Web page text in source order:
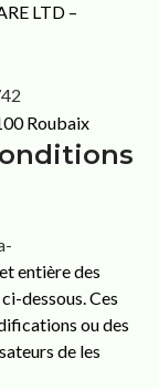
LTD –
Roubaix
entière des
dessous. Ces
ou des
de les